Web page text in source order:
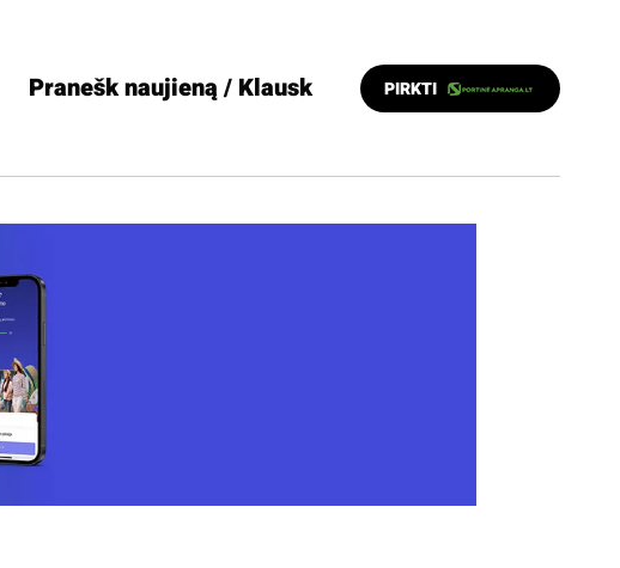
Pranešk naujieną / Klausk PIRKTI